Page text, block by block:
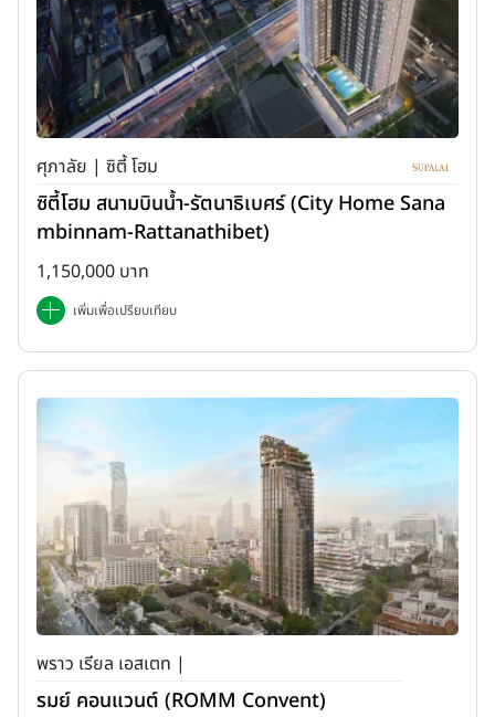
ศุภาลัย | ซิตี้ โฮม
ซิตี้โฮม สนามบินน้ำ-รัตนาธิเบศร์ (City Home Sana
mbinnam-Rattanathibet)
1,150,000 บาท
เพิ่มเพื่อเปรียบเทียบ
พราว เรียล เอสเตท |
รมย์ คอนแวนต์ (ROMM Convent)